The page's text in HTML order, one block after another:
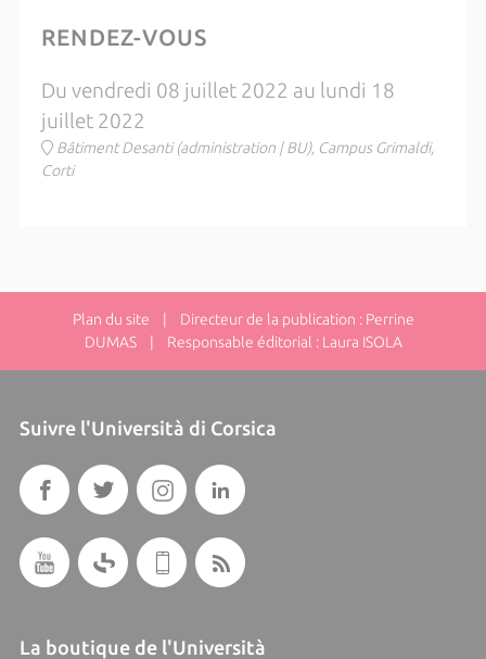
RENDEZ-VOUS
Du vendredi 08 juillet 2022 au lundi 18
juillet 2022
Bâtiment Desanti (administration | BU), Campus Grimaldi,
Corti
Plan du site | Directeur de la publication : Perrine
DUMAS | Responsable éditorial : Laura ISOLA
Suivre l'Università di Corsica
La boutique de l'Università